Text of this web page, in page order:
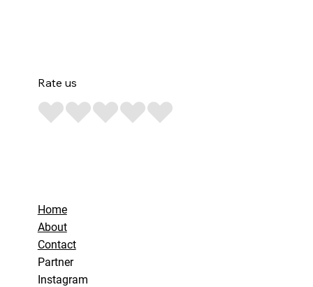
Rate us
Home
About
Contact
Partner
Instagram